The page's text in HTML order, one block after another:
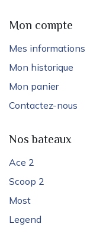
Mon compte
Mes informations
Mon historique
Mon panier
Contactez-nous
Nos bateaux
Ace 2
Scoop 2
Most
Legend